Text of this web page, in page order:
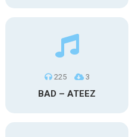
225 3
BAD – ATEEZ